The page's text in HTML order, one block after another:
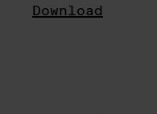
Download